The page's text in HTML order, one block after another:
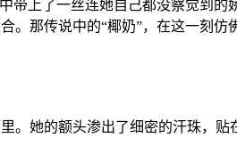
上了一丝连她自己都没察觉到
。那传说中的“椰奶”，在这一刻
。她的额头渗出了细密的汗珠，